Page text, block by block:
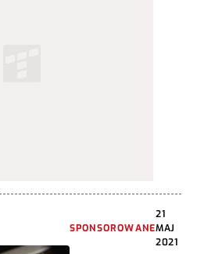
SPONSOROWANE
21
MAJ
2021